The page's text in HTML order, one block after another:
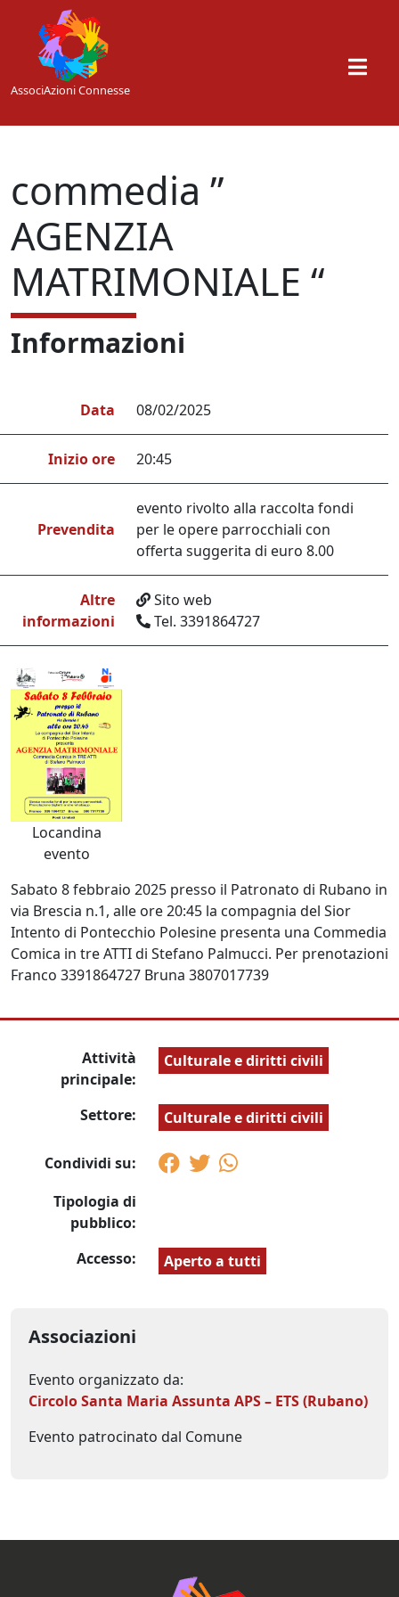
Skip to main content
AssociAzioni Connesse
commedia ”
AGENZIA
MATRIMONIALE “
Informazioni
Data 08/02/2025
Inizio ore 20:45
Prevendita
evento rivolto alla raccolta fondi
per le opere parrocchiali con
offerta suggerita di euro 8.00
Altre
informazioni
Sito web
Tel. 3391864727
Locandina
evento
Sabato 8 febbraio 2025 presso il Patronato di Rubano in
via Brescia n.1, alle ore 20:45 la compagnia del Sior
Intento di Pontecchio Polesine presenta una Commedia
Comica in tre ATTI di Stefano Palmucci. Per prenotazioni
Franco 3391864727 Bruna 3807017739
Attività
principale:
Culturale e diritti civili
Settore: Culturale e diritti civili
Condividi su:
Tipologia di
pubblico:
Accesso:
Aperto a tutti
Associazioni
Evento organizzato da:
Circolo Santa Maria Assunta APS – ETS (Rubano)
Evento patrocinato dal Comune